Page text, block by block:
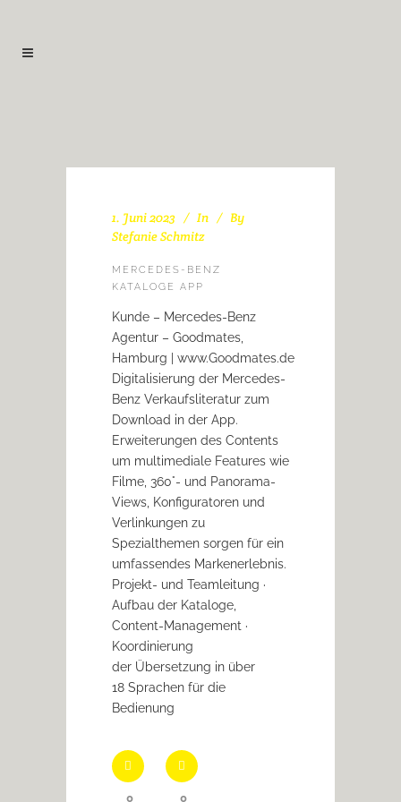
1. Juni 2023 In
By
Stefanie Schmitz
MERCEDES-BENZ
KATALOGE APP
Kunde – Mercedes-Benz
Agentur – Goodmates,
Hamburg | www.Goodmates.de
Digitalisierung der Mercedes-
Benz Verkaufsliteratur zum
Download in der App.
Erweiterungen des Contents
um multimediale Features wie
Filme, 360°- und Panorama-
Views, Konfiguratoren und
Verlinkungen zu
Spezialthemen sorgen für ein
umfassendes Markenerlebnis.
Projekt- und Teamleitung ·
Aufbau der Kataloge,
Content-Management ·
Koordinierung
der Übersetzung in über
18 Sprachen für die
Bedienung
0 0